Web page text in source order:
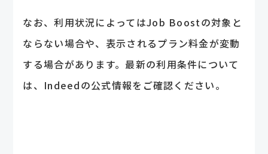
なお、利用状況によってはJob Boostの対象と
ならない場合や、表示されるプラン料金が変動
する場合があります。最新の利用条件について
は、Indeedの公式情報をご確認ください。